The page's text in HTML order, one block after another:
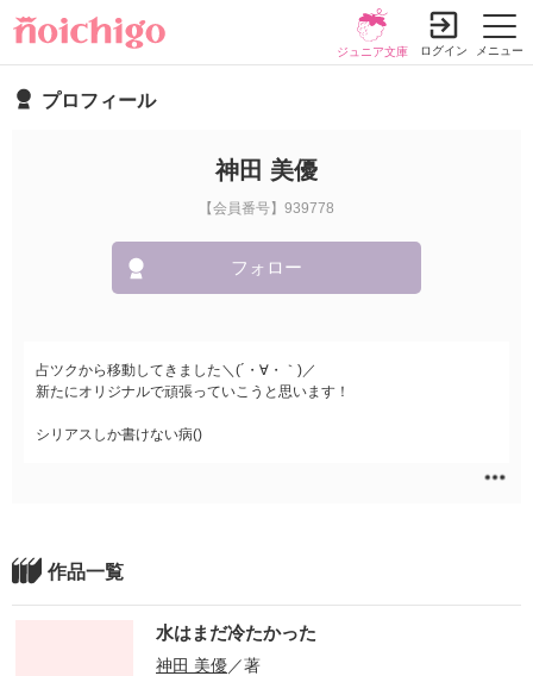
メニュー
ジュニア文庫 ログイン
プロフィール
神田 美優
【会員番号】939778
フォロー
占ツクから移動してきました＼(´・∀・｀)／
新たにオリジナルで頑張っていこうと思います！
シリアスしか書けない病()
作品一覧
水はまだ冷たかった
神田 美優／著